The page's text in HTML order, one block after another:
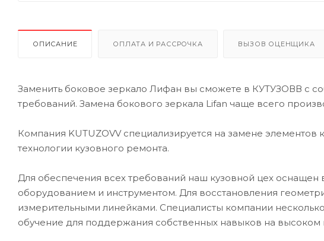
ОПИСАНИЕ ОПЛАТА И РАССРОЧКА ВЫЗОВ ОЦЕНЩИКА
Заменить боковое зеркало Лифан вы сможете в КУТУЗОВВ с
требований. Замена бокового зеркала Lifan чаще всего
Компания KUTUZOVV специализируется на замене элементов
технологии кузовного ремонта.
Для обеспечения всех требований наш кузовной цех
оборудованием и инструментом. Для восстановления
измерительными линейками. Специалисты компании
обучение для поддержания собственных навыков на